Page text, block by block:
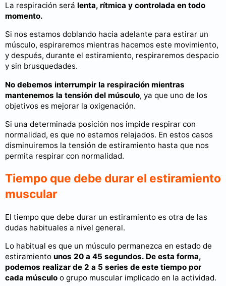
La respiración será lenta, rítmica y controlada en todo
momento.
Si nos estamos doblando hacia adelante para estirar un
músculo, espiraremos mientras hacemos este movimiento,
y después, durante el estiramiento, respiraremos despacio
y sin brusquedades.
No debemos interrumpir la respiración mientras
mantenemos la tensión del músculo, ya que uno de los
objetivos es mejorar la oxigenación.
Si una determinada posición nos impide respirar con
normalidad, es que no estamos relajados. En estos casos
disminuiremos la tensión de estiramiento hasta que nos
permita respirar con normalidad.
Tiempo que debe durar el estiramiento
muscular
El tiempo que debe durar un estiramiento es otra de las
dudas habituales a nivel general.
Lo habitual es que un músculo permanezca en estado de
estiramiento unos 20 a 45 segundos. De esta forma,
podemos realizar de 2 a 5 series de este tiempo por
cada músculo o grupo muscular implicado en la actividad.